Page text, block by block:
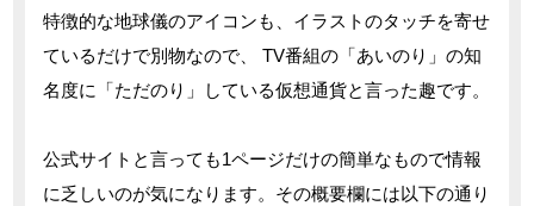
特徴的な地球儀のアイコンも、イラストのタッチを寄せ
ているだけで別物なので、 TV番組の「あいのり」の知
名度に「ただのり」している仮想通貨と言った趣です。
公式サイトと言っても1ページだけの簡単なもので情報
に乏しいのが気になります。その概要欄には以下の通り